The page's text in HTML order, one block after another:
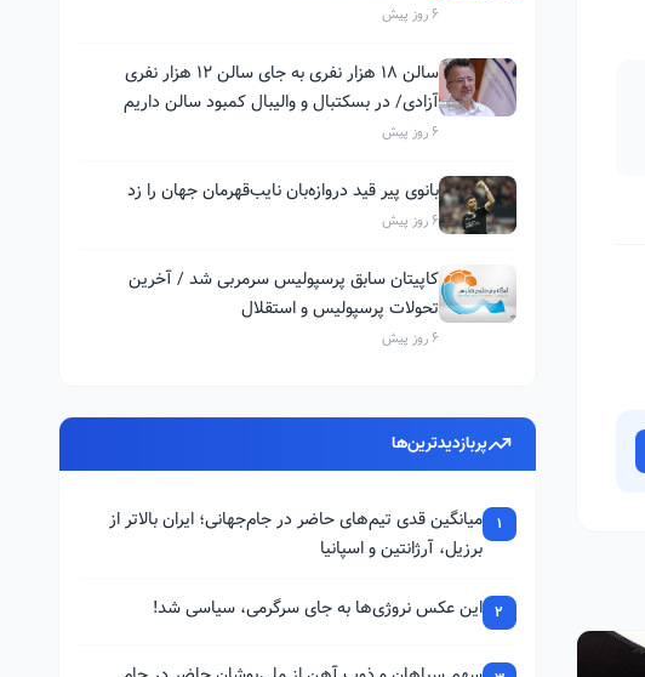
6 روز پیش
سالن ۱۸ هزار نفری به جای سالن ۱۲ هزار نفری
آزادی/ در بسکتبال و والیبال کمبود سالن داریم
6 روز پیش
بانوی پیر قید دروازه‌بان نایب‌قهرمان جهان را زد
6 روز پیش
کاپیتان سابق پرسپولیس سرمربی شد / آخرین
تحولات پرسپولیس و استقلال
6 روز پیش
پربازدیدترین‌ها
1
میانگین قدی تیم‌های حاضر در جام‌جهانی؛ ایران بالاتر از
برزیل، آرژانتین و اسپانیا
2 این عکس نروژی‌ها به جای سرگرمی، سیاسی شد!